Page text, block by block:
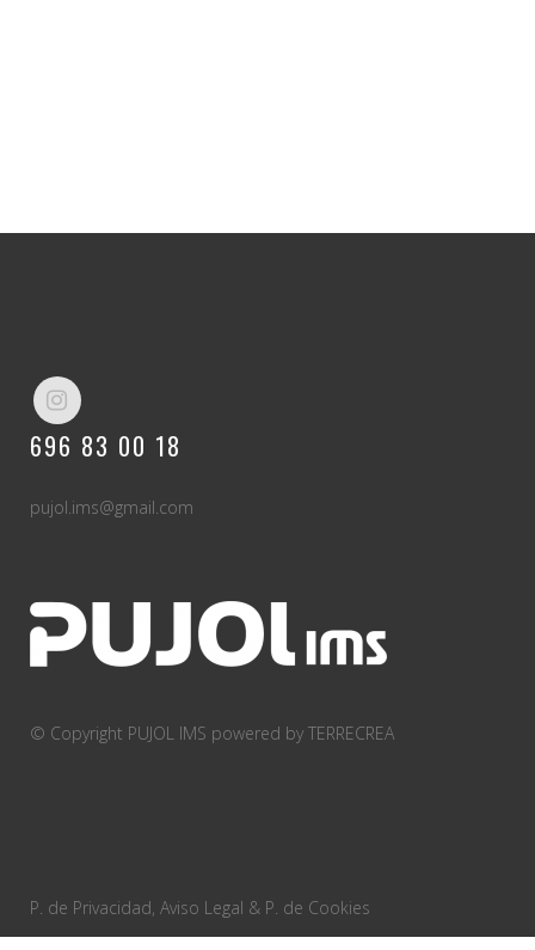
696 83 00 18
pujol.ims@gmail.com
© Copyright PUJOL IMS powered by TERRECREA
P. de Privacidad, Aviso Legal & P. de Cookies